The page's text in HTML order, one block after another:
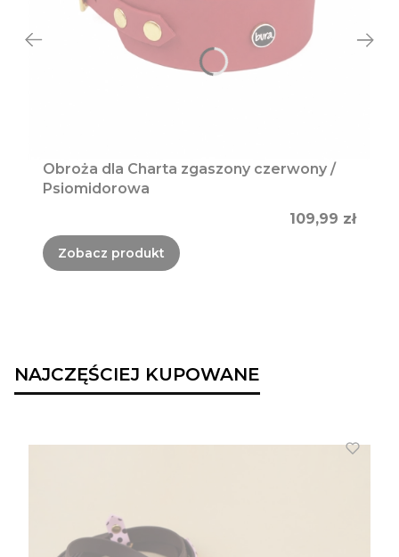
Obroża dla Charta zgaszony czerwony /
Psiomidorowa
Cena
109,99 zł
Zobacz produkt
NAJCZĘŚCIEJ KUPOWANE